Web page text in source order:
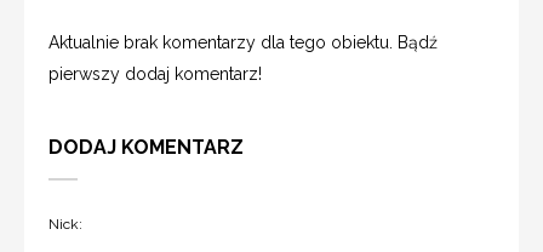
Aktualnie brak komentarzy dla tego obiektu. Bądź
pierwszy dodaj komentarz!
DODAJ KOMENTARZ
Nick: